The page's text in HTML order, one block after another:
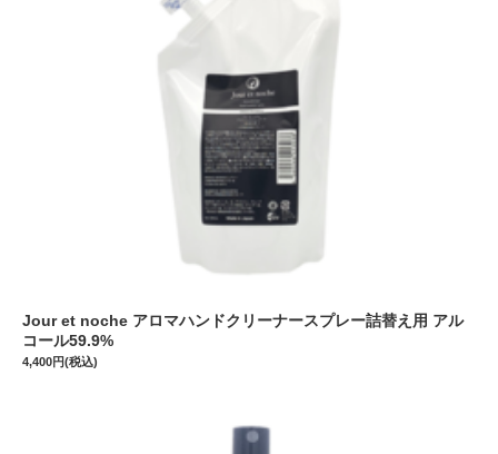
Jour et noche アロマハンドクリーナースプレー詰替え用 アル
コール59.9%
4,400円(税込)